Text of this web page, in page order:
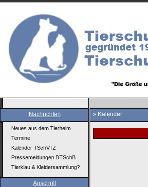
Nachrichten
Neues aus dem Tierheim
Termine
Kalender TSchV IZ
Pressemeldungen DTSchB
Tierklau & Kleidersammlung?
Anschrift
» Kalender